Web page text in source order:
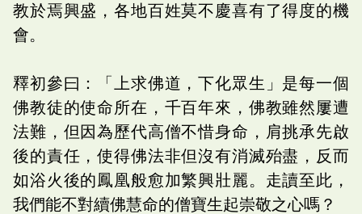
教於焉興盛，各地百姓莫不慶喜有了得度的機
會。
釋初參曰：「上求佛道，下化眾生」是每一個
佛教徒的使命所在，千百年來，佛教雖然屢遭
法難，但因為歷代高僧不惜身命，肩挑承先啟
後的責任，使得佛法非但沒有消滅殆盡，反而
如浴火後的鳳凰般愈加繁興壯麗。走讀至此，
我們能不對續佛慧命的僧寶生起崇敬之心嗎？